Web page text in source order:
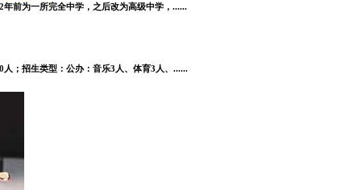
前为一所完全中学，之后改为高级中学，......
；招生类型：公办：音乐3人、体育3人、......